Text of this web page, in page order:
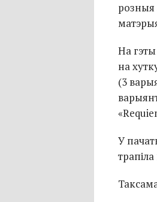
розныя
На гэты
на
(3
У